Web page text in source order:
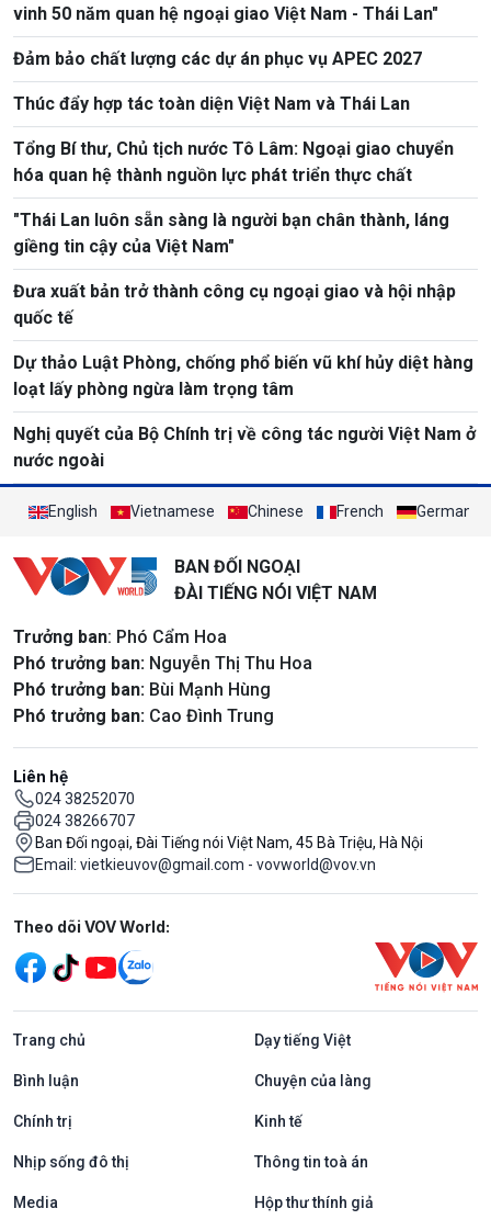
vinh 50 năm quan hệ ngoại giao Việt Nam - Thái Lan"
Đảm bảo chất lượng các dự án phục vụ APEC 2027
Thúc đẩy hợp tác toàn diện Việt Nam và Thái Lan
Tổng Bí thư, Chủ tịch nước Tô Lâm: Ngoại giao chuyển
hóa quan hệ thành nguồn lực phát triển thực chất
"Thái Lan luôn sẵn sàng là người bạn chân thành, láng
giềng tin cậy của Việt Nam"
Đưa xuất bản trở thành công cụ ngoại giao và hội nhập
quốc tế
Dự thảo Luật Phòng, chống phổ biến vũ khí hủy diệt hàng
loạt lấy phòng ngừa làm trọng tâm
Nghị quyết của Bộ Chính trị về công tác người Việt Nam ở
nước ngoài
English Vietnamese Chinese French German
BAN ĐỐI NGOẠI
ĐÀI TIẾNG NÓI VIỆT NAM
Trưởng ban: Phó Cẩm Hoa
Phó trưởng ban: Nguyễn Thị Thu Hoa
Phó trưởng ban: Bùi Mạnh Hùng
Phó trưởng ban: Cao Đình Trung
Liên hệ
024 38252070
024 38266707
Ban Đối ngoại, Đài Tiếng nói Việt Nam, 45 Bà Triệu, Hà Nội
Email: vietkieuvov@gmail.com - vovworld@vov.vn
Mạng xã hội
Theo dõi VOV World:
Trang chủ Dạy tiếng Việt
Bình luận Chuyện của làng
Chính trị Kinh tế
Nhịp sống đô thị Thông tin toà án
Media Hộp thư thính giả